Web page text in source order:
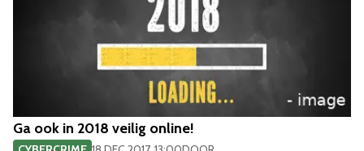
Ga ook in 2018 veilig online!